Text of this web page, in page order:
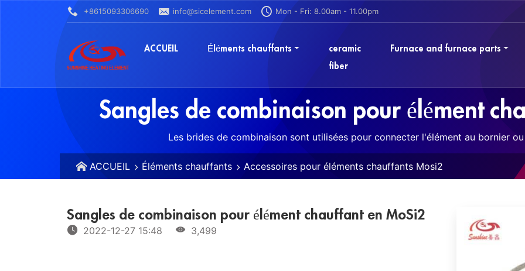
+8615093306690 info@sicelement.com Mon - Fri: 8.00am - 11.00pm
ACCUEIL Éléments chauffants
ceramic
fiber
Furnace and furnace parts
Sangles de combinaison pour élément
Les brides de combinaison sont utilisées pour connecter l'élément au bornier
ACCUEIL Éléments chauffants Accessoires pour éléments chauffants Mosi2
Sangles de combinaison pour élément chauffant en MoSi2
2022-12-27 15:48 3,499